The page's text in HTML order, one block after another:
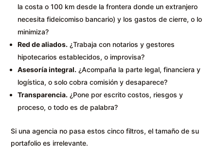
la costa o 100 km desde la frontera donde un extranjero
necesita fideicomiso bancario) y los gastos de cierre, o lo
minimiza?
Red de aliados. ¿Trabaja con notarios y gestores
hipotecarios establecidos, o improvisa?
Asesoría integral. ¿Acompaña la parte legal, financiera y
logística, o solo cobra comisión y desaparece?
Transparencia. ¿Pone por escrito costos, riesgos y
proceso, o todo es de palabra?
Si una agencia no pasa estos cinco filtros, el tamaño de su
portafolio es irrelevante.